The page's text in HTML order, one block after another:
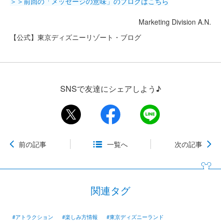
Marketing Division A.N.
【公式】東京ディズニーリゾート・ブログ
SNSで友達にシェアしよう♪
前の記事 一覧へ 次の記事
関連タグ
#アトラクション #楽しみ方情報
#東京ディズニーランド